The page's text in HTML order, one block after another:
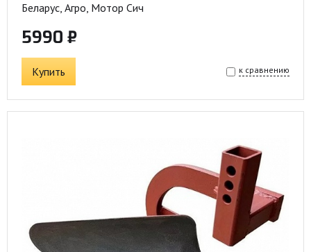
Беларус, Агро, Мотор Сич
5990 ₽
Купить к сравнению